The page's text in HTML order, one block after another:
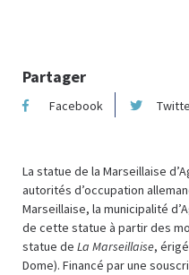
Partager
Facebook
La statue de la Marseillaise
autorités d’occupation
Marseillaise, la municipalité
de cette statue à partir des
statue de La Marseillaise,
Dome). Financé par une